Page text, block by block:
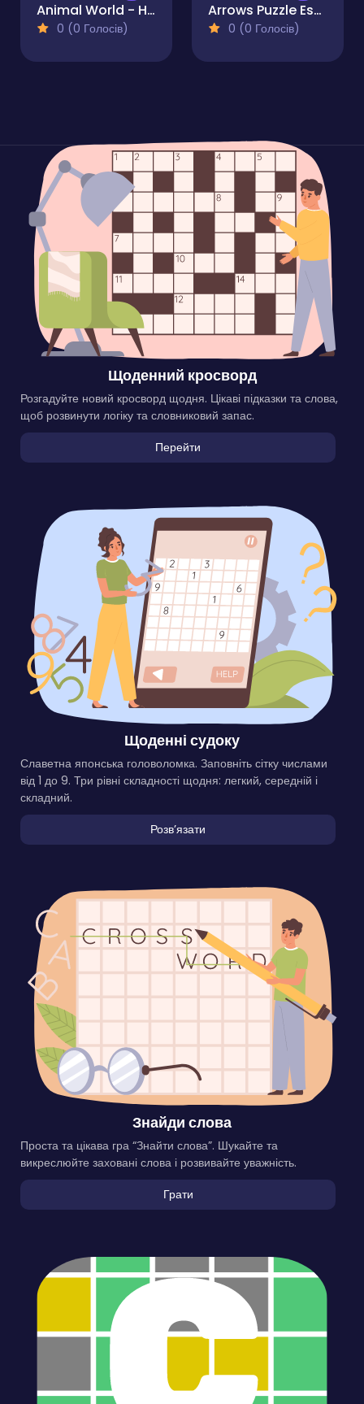
Animal World - Hidden Object
0 (0 Голосів)
Arrows Puzzle Escape
0 (0 Голосів)
Щоденний кросворд
Розгадуйте новий кросворд щодня. Цікаві підказки та слова,
щоб розвинути логіку та словниковий запас.
Перейти
Щоденні судоку
Славетна японська головоломка. Заповніть сітку числами
від 1 до 9. Три рівні складності щодня: легкий, середній і
складний.
Розвʼязати
Знайди слова
Проста та цікава гра “Знайти слова”. Шукайте та
викреслюйте заховані слова і розвивайте уважність.
Грати